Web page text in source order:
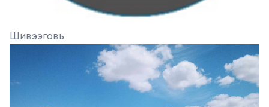
Шивээговь